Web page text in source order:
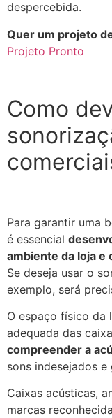
despercebida.
Quer um projeto
Projeto Pronto
Como
Para garantir uma
é essencial
ambiente da loja
Se deseja usar o
exemplo, será
O espaço físico da
adequada das
compreender a
sons indesejados
Caixas acústicas,
marcas